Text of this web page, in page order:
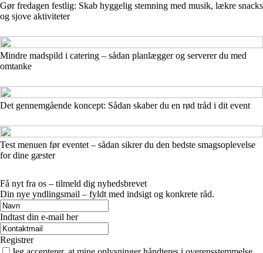
Gør fredagen festlig: Skab hyggelig stemning med musik, lækre snacks
og sjove aktiviteter
Mindre madspild i catering – sådan planlægger og serverer du med
omtanke
Det gennemgående koncept: Sådan skaber du en rød tråd i dit event
Test menuen før eventet – sådan sikrer du den bedste smagsoplevelse
for dine gæster
Få nyt fra os – tilmeld dig nyhedsbrevet
Din nye yndlingsmail – fyldt med indsigt og konkrete råd.
Indtast din e-mail her
Registrer